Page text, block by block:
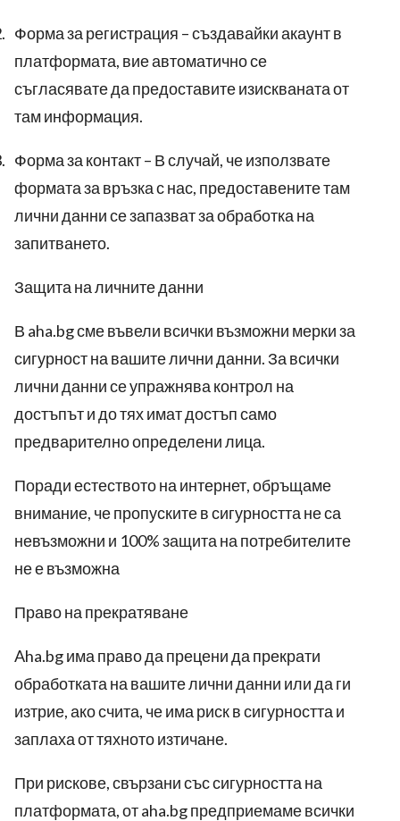
Форма за регистрация – създавайки акаунт в
платформата, вие автоматично се
съгласявате да предоставите изискваната от
там информация.
Форма за контакт – В случай, че използвате
формата за връзка с нас, предоставените там
лични данни се запазват за обработка на
запитването.
Защита на личните данни
В aha.bgсме въвели всички възможни мерки за
сигурност на вашите лични данни. За всички
лични данни се упражнява контрол на
достъпът и до тях имат достъп само
предварително определени лица.
Поради естеството на интернет, обръщаме
внимание, че пропуските в сигурността не са
невъзможни и 100% защита на потребителите
не е възможна
Право на прекратяване
Aha.bgима право да прецени да прекрати
обработката на вашите лични данни или да ги
изтрие, ако счита, че има риск в сигурността и
заплаха от тяхното изтичане.
При рискове, свързани със сигурността на
платформата, отaha.bgпредприемаме всички